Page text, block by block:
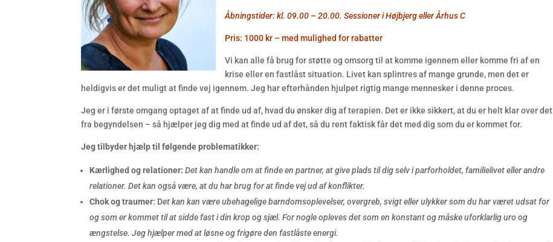
Åbningstider: kl. 09.00 – 20.00. Sessioner i Højbjerg eller Århus C
Pris: 1000 kr – med mulighed for rabatter
Vi kan alle få brug for støtte og omsorg til at komme igennem eller komme fri af en
krise eller en fastlåst situation. Livet kan splintres af mange grunde, men det er
heldigvis er det muligt at finde vej igennem. Jeg har efterhånden hjulpet rigtig mange mennesker i denne proces.
Jeg er i første omgang optaget af at finde ud af, hvad du ønsker dig af terapien. Det er ikke sikkert, at du er helt klar over det
fra begyndelsen – så hjælper jeg dig med at finde ud af det, så du rent faktisk får det med dig som du er kommet for.
Jeg tilbyder hjælp til følgende problematikker:
Kærlighed og relationer:Det kan handle om at finde en partner, at give plads til dig selv i parforholdet, familielivet eller andre
relationer. Det kan også være, at du har brug for at finde vej ud af konflikter.
Chok og traumer: Det kan kan være ubehagelige barndomsoplevelser, overgreb, svigt eller ulykker som du har været udsat for
og som er kommet til at sidde fast i din krop og sjæl. For nogle opleves det som en konstant og måske uforklarlig uro og
ængstelse. Jeg hjælper med at løsne og frigøre den fastlåste energi.